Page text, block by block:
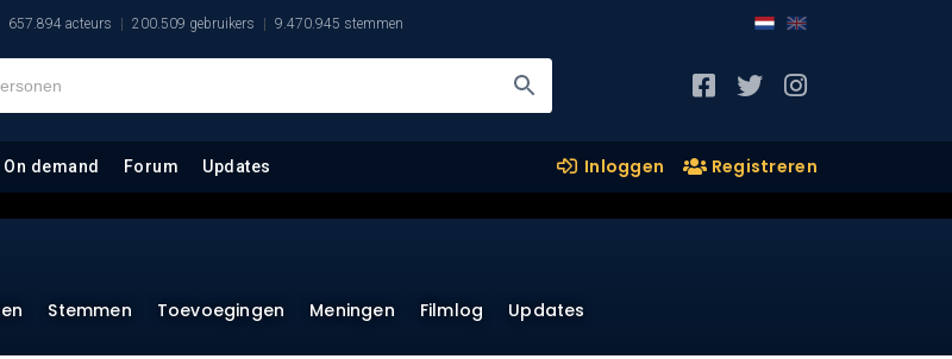
657.894 acteurs 200.509 gebruikers 9.470.945 stemmen
On demand Forum Updates Inloggen Registreren
Stemmen Toevoegingen Meningen Filmlog Updates